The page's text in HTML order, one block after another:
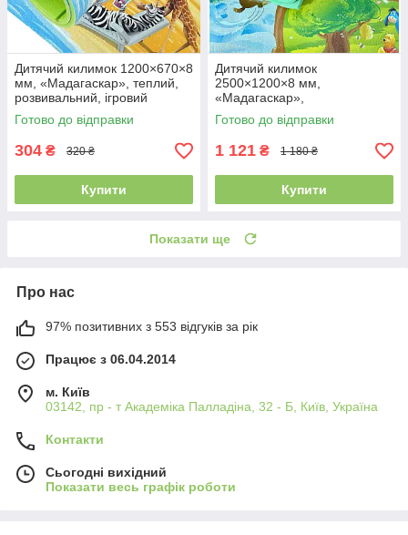
Дитячий килимок 1200×670×8
мм, «Мадагаскар», теплий,
розвивальний, ігровий
килимок
Готово до відправки
304 ₴ 320 ₴
Купити
Дитячий килимок
2500×1200×8 мм,
«Мадагаскар»,
теплоізоляційний,
розвивальний, ігровий
килимок
Готово до відправки
1 121 ₴ 1 180 ₴
Купити
Показати ще
Про нас
97% позитивних з 553 відгуків за рік
Працює з 06.04.2014
м. Київ
03142, пр - т Академіка Палладіна, 32 - Б, Київ, Україна
Контакти
Сьогодні вихідний
Показати весь графік роботи